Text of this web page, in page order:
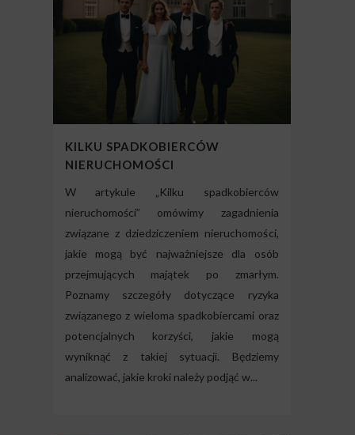
KILKU SPADKOBIERCÓW
NIERUCHOMOŚCI
W artykule „Kilku spadkobierców
nieruchomości” omówimy zagadnienia
związane z dziedziczeniem nieruchomości,
jakie mogą być najważniejsze dla osób
przejmujących majątek po zmarłym.
Poznamy szczegóły dotyczące ryzyka
związanego z wieloma spadkobiercami oraz
potencjalnych korzyści, jakie mogą
wyniknąć z takiej sytuacji. Będziemy
analizować, jakie kroki należy podjąć w...